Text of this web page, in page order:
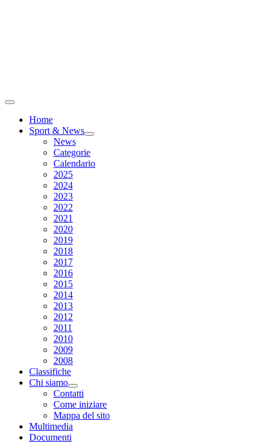
Home
Sport & News
News
Categorie
Calendario
2025
2024
2023
2022
2021
2020
2019
2018
2017
2016
2015
2014
2013
2012
2011
2010
2009
2008
Classifiche
Chi siamo
Contatti
Come iniziare
Mappa del sito
Multimedia
Documenti